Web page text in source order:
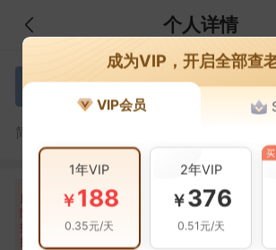
个人详情
沈 沈江
简介：
风
险
扫
描
自身风险
暂无风险
关联风险
暂无风险
成为VIP，开启全部查
VIP会员
1年VIP
￥188
0.35元/天
2年VIP
￥376
0.51元/天